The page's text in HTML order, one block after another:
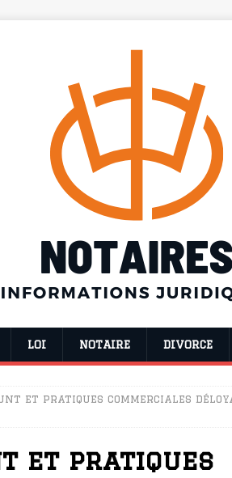
LOI NOTAIRE DIVORCE
et pratiques commerciales
et pratiques